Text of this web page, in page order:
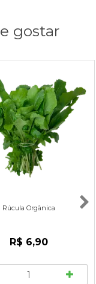
gostar
Rúcula Orgânica
R$ 6,90